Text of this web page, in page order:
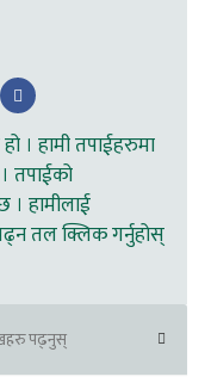
। हामी तपाईहरुमा
तपाईको
। हामीलाई
तल क्लिक गर्नुहोस्
पढ्नुस्